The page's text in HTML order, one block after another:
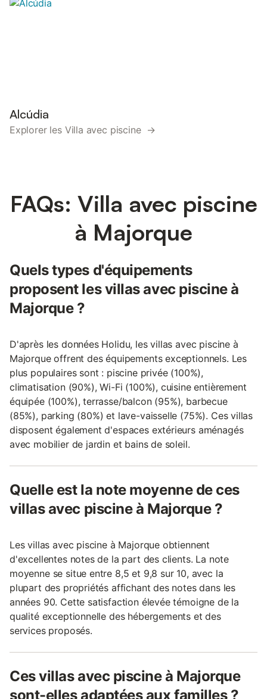
Alcúdia
Explorer les Villa avec piscine →
FAQs: Villa avec piscine
à Majorque
Quels types d'équipements
proposent les villas avec piscine à
Majorque ?
D'après les données Holidu, les villas avec piscine à
Majorque offrent des équipements exceptionnels. Les
plus populaires sont : piscine privée (100%),
climatisation (90%), Wi-Fi (100%), cuisine entièrement
équipée (100%), terrasse/balcon (95%), barbecue
(85%), parking (80%) et lave-vaisselle (75%). Ces villas
disposent également d'espaces extérieurs aménagés
avec mobilier de jardin et bains de soleil.
Quelle est la note moyenne de ces
villas avec piscine à Majorque ?
Les villas avec piscine à Majorque obtiennent
d'excellentes notes de la part des clients. La note
moyenne se situe entre 8,5 et 9,8 sur 10, avec la
plupart des propriétés affichant des notes dans les
années 90. Cette satisfaction élevée témoigne de la
qualité exceptionnelle des hébergements et des
services proposés.
Ces villas avec piscine à Majorque
sont-elles adaptées aux familles ?